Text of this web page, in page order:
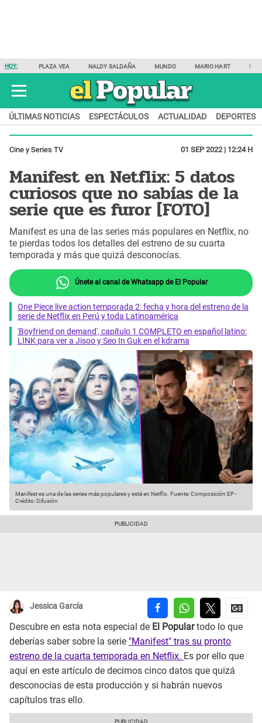
HOY: PLAZA VEA NALDY SALDAÑA MUNDO MARIO HART
ÚLTIMAS NOTICIAS ESPECTÁCULOS ACTUALIDAD DEPORTES
Cine y Series TV 01 SEP 2022 | 12:24 H
Manifest en Netflix: 5 datos
curiosos que no sabías de la
serie que es furor [FOTO]
Manifest es una de las series más populares en Netflix, no
te pierdas todos los detalles del estreno de su cuarta
temporada y más que quizá desconocías.
Únete al canal de Whatsapp de El Popular
One Piece live action temporada 2: fecha y hora del estreno de la
serie de Netflix en Perú y toda Latinoamérica
'Boyfriend on demand', capítulo 1 COMPLETO en español latino:
LINK para ver a Jisoo y Seo In Guk en el kdrama
Manifest es una de las series más populares y está en Netflix. Fuente: Composición EP-
Crédito: Difusión
Jessica García
Descubre en esta nota especial de El Populartodo lo que
deberías saber sobre la serie "Manifest" tras su pronto
estreno de la cuarta temporada en Netflix. Es por ello que
aquí en este artículo de decimos cinco datos que quizá
desconocías de esta producción y si habrán nuevos
capítulos tras ello.